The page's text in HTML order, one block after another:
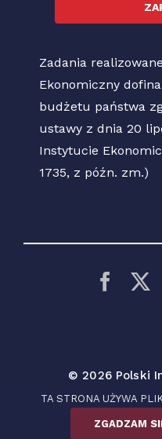
Zadania
Ekonomiczny
budżetu państwa
ustawy z dnia 20
Instytucie
1735, z późn. zm.)
© 2026 Polski
TA STRONA UŻYWA
ZGADZAM